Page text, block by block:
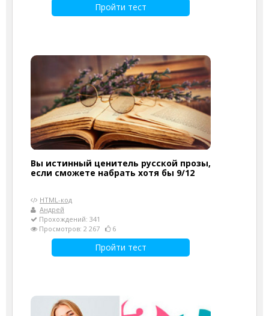
Пройти тест
Вы истинный ценитель русской прозы,
если сможете набрать хотя бы 9/12
HTML-код
Андрей
Прохождений: 341
Просмотров: 2 267
6
Пройти тест